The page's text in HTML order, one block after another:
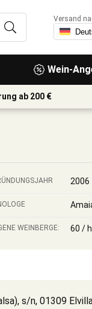
Wein-
Versand
ab 200 €
2006
WEINBERGE: 60 /
s/n, 01309